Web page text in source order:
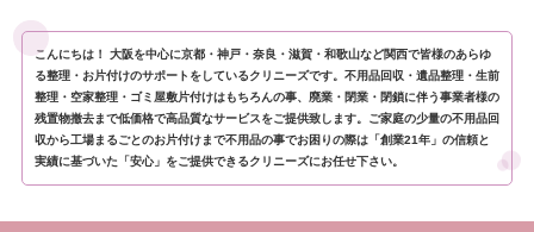
こんにちは！ 大阪を中心に京都・神戸・奈良・滋賀・和歌山など関西で皆様のあらゆ
る整理・お片付けのサポートをしているクリニーズです。不用品回収・遺品整理・生前
整理・空家整理・ゴミ屋敷片付けはもちろんの事、廃業・閉業・閉鎖に伴う事業者様の
残置物撤去まで低価格で高品質なサービスをご提供致します。ご家庭の少量の不用品回
収から工場まるごとのお片付けまで不用品の事でお困りの際は「創業21年」の信頼と
実績に基づいた「安心」をご提供できるクリニーズにお任せ下さい。